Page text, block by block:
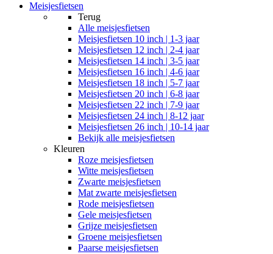
Meisjesfietsen
Terug
Alle meisjesfietsen
Meisjesfietsen 10 inch | 1-3 jaar
Meisjesfietsen 12 inch | 2-4 jaar
Meisjesfietsen 14 inch | 3-5 jaar
Meisjesfietsen 16 inch | 4-6 jaar
Meisjesfietsen 18 inch | 5-7 jaar
Meisjesfietsen 20 inch | 6-8 jaar
Meisjesfietsen 22 inch | 7-9 jaar
Meisjesfietsen 24 inch | 8-12 jaar
Meisjesfietsen 26 inch | 10-14 jaar
Bekijk alle meisjesfietsen
Kleuren
Roze meisjesfietsen
Witte meisjesfietsen
Zwarte meisjesfietsen
Mat zwarte meisjesfietsen
Rode meisjesfietsen
Gele meisjesfietsen
Grijze meisjesfietsen
Groene meisjesfietsen
Paarse meisjesfietsen